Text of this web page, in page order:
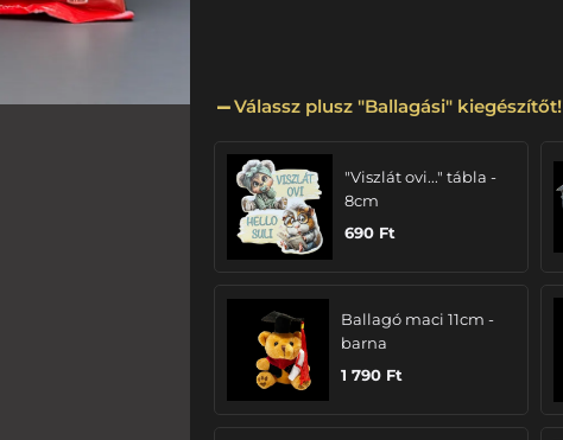
Válassz plusz "Ballagási" kiegészítőt!
"Viszlát ovi..." tábla -
8cm
690 Ft
Ballagó maci 11cm -
barna
1 790 Ft